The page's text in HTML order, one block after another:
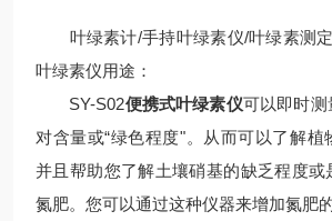
叶绿素计/手持叶绿素仪/叶绿素测定
叶绿素仪用途：
SY-S02便携式叶绿素仪可以即时测
对含量或“绿色程度"。从而可以了解植
并且帮助您了解土壤硝基的缺乏程度或
氮肥。您可以通过这种仪器来增加氮肥的